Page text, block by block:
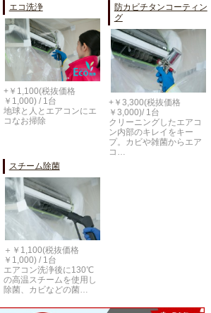
エコ洗浄
+￥1,100(税抜価格
￥1,000) / 1台
地球と人とエアコンにエ
コなお掃除
防カビチタンコーティン
グ
+￥3,300(税抜価格
￥3,000)/ 1台
クリーニングしたエアコ
ン内部のキレイをキー
プ。カビや雑菌からエア
コ…
スチーム除菌
＋￥1,100(税抜価格
￥1,000) / 1台
エアコン洗浄後に130℃
の高温スチームを使用し
除菌、カビなどの菌…